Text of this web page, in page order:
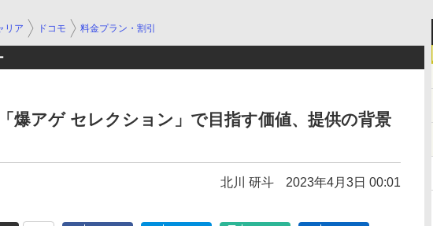
リア ドコモ 料金プラン・割引
爆アゲ セレクション」で目指す価値、提供の背景
北川 研斗 2023年4月3日 00:01